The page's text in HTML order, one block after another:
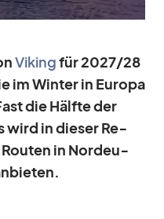
Vi­kingfür 2027/​28
im Win­ter in Eu­ropa
die Hälfte der
wird in die­ser Re­
in Nord­eu­